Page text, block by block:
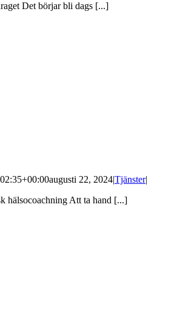
Det börjar bli dags [...]
augusti 22, 2024|Tjänster|
hälsocoachning Att ta hand [...]